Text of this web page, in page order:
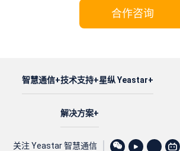
合作咨询
智慧通信 技术支持
解决方案
星纵 Yeastar
关注 Yeastar 智慧通信